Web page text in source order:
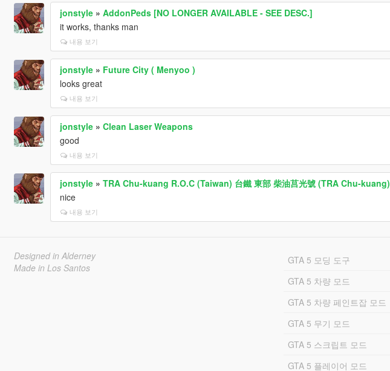
jonstyle» AddonPeds [NO LONGER AVAILABLE - SEE DESC.]
it works, thanks man
내용 보기
jonstyle» Future City ( Menyoo )
looks great
내용 보기
jonstyle» Clean Laser Weapons
good
내용 보기
jonstyle» TRA Chu-kuang R.O.C (Taiwan) 台鐵 東部 柴油莒光號 (TRA Chu-kuang)
nice
내용 보기
Designed in Alderney
Made in Los Santos
GTA 5 모딩 도구
GTA 5 차량 모드
GTA 5 차량 페인트잡 모드
GTA 5 무기 모드
GTA 5 스크립트 모드
GTA 5 플레이어 모드